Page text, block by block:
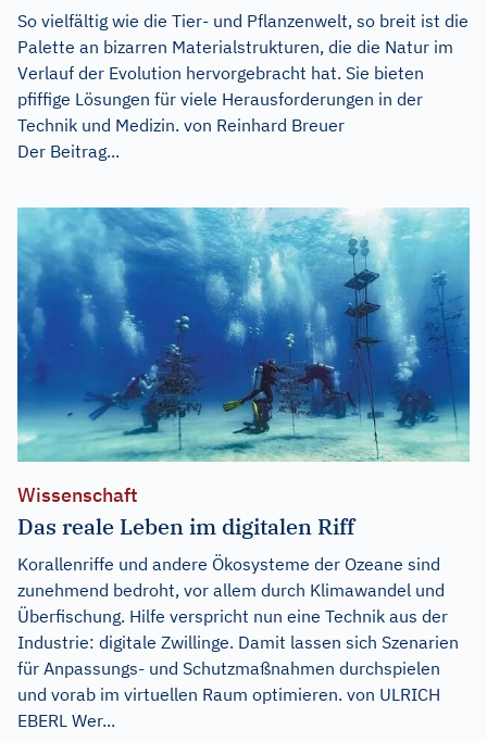
So vielfältig wie die Tier- und Pflanzenwelt, so breit ist die
Palette an bizarren Materialstrukturen, die die Natur im
Verlauf der Evolution hervorgebracht hat. Sie bieten
pfiffige Lösungen für viele Herausforderungen in der
Technik und Medizin. von Reinhard Breuer
Der Beitrag...
Wissenschaft
Das reale Leben im digitalen Riff
Korallenriffe und andere Ökosysteme der Ozeane sind
zunehmend bedroht, vor allem durch Klimawandel und
Überfischung. Hilfe verspricht nun eine Technik aus der
Industrie: digitale Zwillinge. Damit lassen sich Szenarien
für Anpassungs- und Schutzmaßnahmen durchspielen
und vorab im virtuellen Raum optimieren. von ULRICH
EBERL Wer...